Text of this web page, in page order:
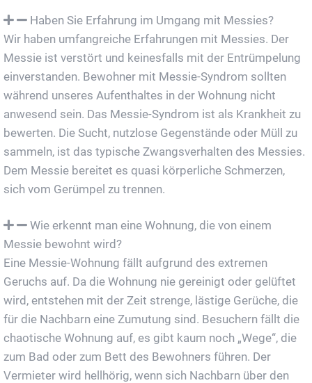
Haben Sie Erfahrung im Umgang mit Messies?
Wir haben umfangreiche Erfahrungen mit Messies. Der
Messie ist verstört und keinesfalls mit der Entrümpelung
einverstanden. Bewohner mit Messie-Syndrom sollten
während unseres Aufenthaltes in der Wohnung nicht
anwesend sein. Das Messie-Syndrom ist als Krankheit zu
bewerten. Die Sucht, nutzlose Gegenstände oder Müll zu
sammeln, ist das typische Zwangsverhalten des Messies.
Dem Messie bereitet es quasi körperliche Schmerzen,
sich vom Gerümpel zu trennen.
Wie erkennt man eine Wohnung, die von einem
Messie bewohnt wird?
Eine Messie-Wohnung fällt aufgrund des extremen
Geruchs auf. Da die Wohnung nie gereinigt oder gelüftet
wird, entstehen mit der Zeit strenge, lästige Gerüche, die
für die Nachbarn eine Zumutung sind. Besuchern fällt die
chaotische Wohnung auf, es gibt kaum noch „Wege“, die
zum Bad oder zum Bett des Bewohners führen. Der
Vermieter wird hellhörig, wenn sich Nachbarn über den